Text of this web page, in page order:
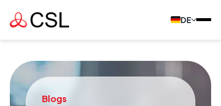
DE
Blogs